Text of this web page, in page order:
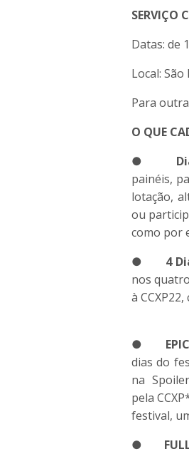
SERVIÇO
Datas: de
Local: São
Para
O QUE
●
painéis,
lotação,
ou
como por
● 4
nos
àCCXP22,
●
dias do
na
pelaCCXP
festival,
●